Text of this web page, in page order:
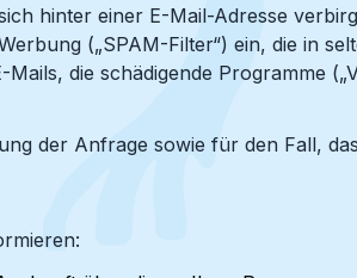
hinter einer E-Mail-Adresse
(„SPAM-Filter“) ein, die in
die schädigende Programme
der Anfrage sowie für den Fall,